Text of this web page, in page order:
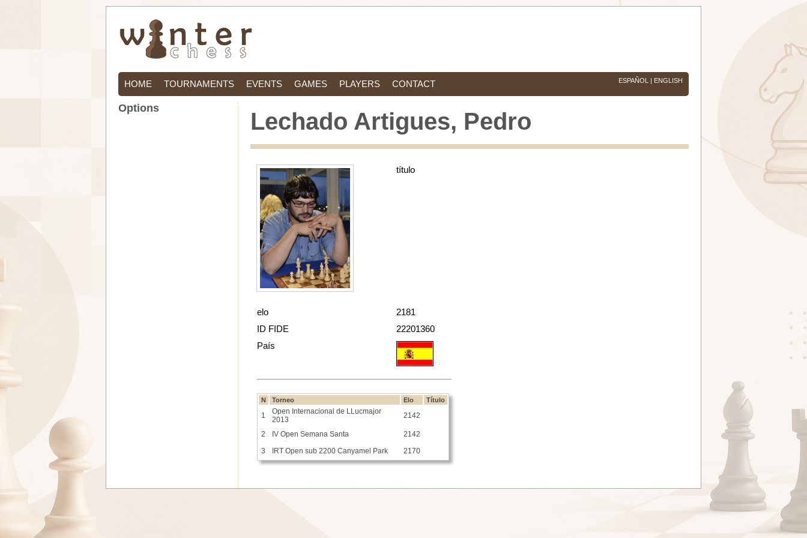
HOME TOURNAMENTS EVENTS GAMES PLAYERS CONTACT ESPAÑOL | ENGLISH
Lechado Artigues, Pedro
título
elo
2181
ID FIDE
22201360
País
N Torneo Elo Título
1
Open Internacional de LLucmajor
2013
2142
2 IV Open Semana Santa
2142
3
IRT Open sub 2200 Canyamel Park 2170
Options